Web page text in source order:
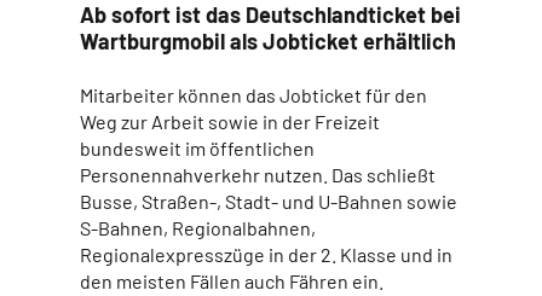
Ab sofort ist das Deutschlandticket bei
Wartburgmobil als Jobticket erhältlich
Mitarbeiter können das Jobticket für den
Weg zur Arbeit sowie in der Freizeit
bundesweit im öffentlichen
Personennahverkehr nutzen. Das schließt
Busse, Straßen-, Stadt- und U-Bahnen sowie
S-Bahnen, Regionalbahnen,
Regionalexpresszüge in der 2. Klasse und in
den meisten Fällen auch Fähren ein.